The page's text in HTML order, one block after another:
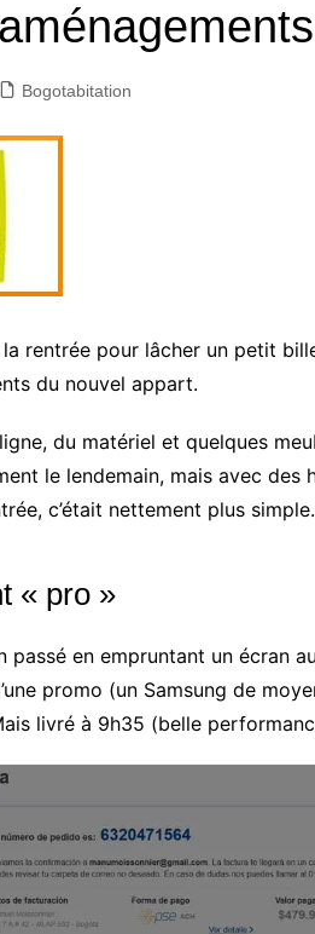
Bogotabitation
la rentrée pour lâcher un petit
du nouvel appart.
du matériel et quelques
le lendemain, mais avec des
c’était nettement plus simple.
« pro »
passé en empruntant un
promo (un Samsung de
livré à 9h35 (belle